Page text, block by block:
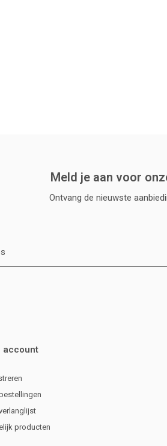
Meld je aan voor
Ontvang de nieuwste
account
producten